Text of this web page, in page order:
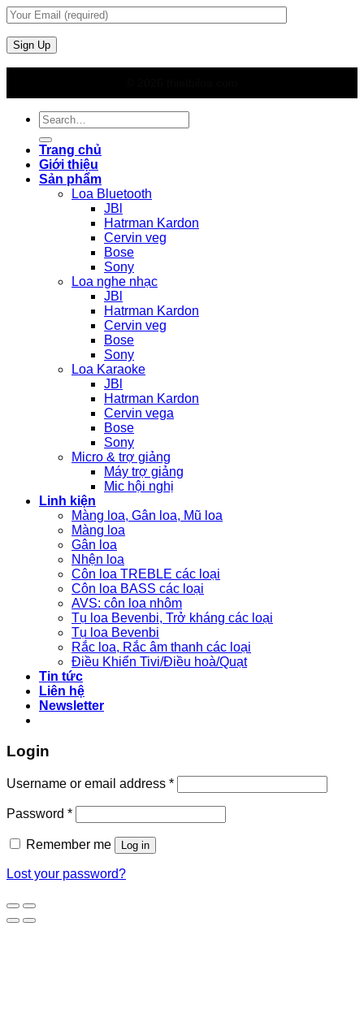
Search
for:
Trang chủ
Giới thiệu
Sản phẩm
Loa Bluetooth
JBl
Hatrman Kardon
Cervin veg
Bose
Sony
Loa nghe nhạc
JBl
Hatrman Kardon
Cervin veg
Bose
Sony
Loa Karaoke
JBl
Hatrman Kardon
Cervin vega
Bose
Sony
Micro & trợ giảng
Máy trợ giảng
Mic hội nghị
Linh kiện
Màng loa, Gân loa, Mũ loa
Màng loa
Gân loa
Nhện loa
Côn loa TREBLE các loại
Côn loa BASS các loại
AVS: côn loa nhôm
Tụ loa Bevenbi, Trở kháng các loại
Tụ loa Bevenbi
Rắc loa, Rắc âm thanh các loại
Điều Khiển Tivi/Điều hoà/Quạt
Tin tức
Liên hệ
Newsletter
Login
Username or email address *
Password *
Remember me Log in
Lost your password?